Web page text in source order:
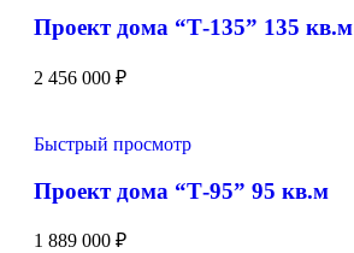
Проект дома “Т-135” 135 кв.м
2 456 000 ₽
Быстрый просмотр
Проект дома “Т-95” 95 кв.м
1 889 000 ₽